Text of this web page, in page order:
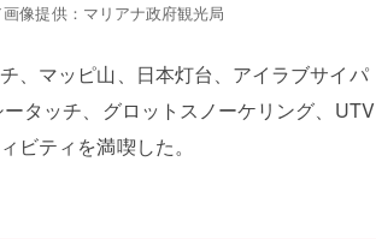
像提供：マリアナ政府観光局
、マッピ山、日本灯台、アイラブサイパ
タッチ、グロットスノーケリング、UTV
ビティを満喫した。